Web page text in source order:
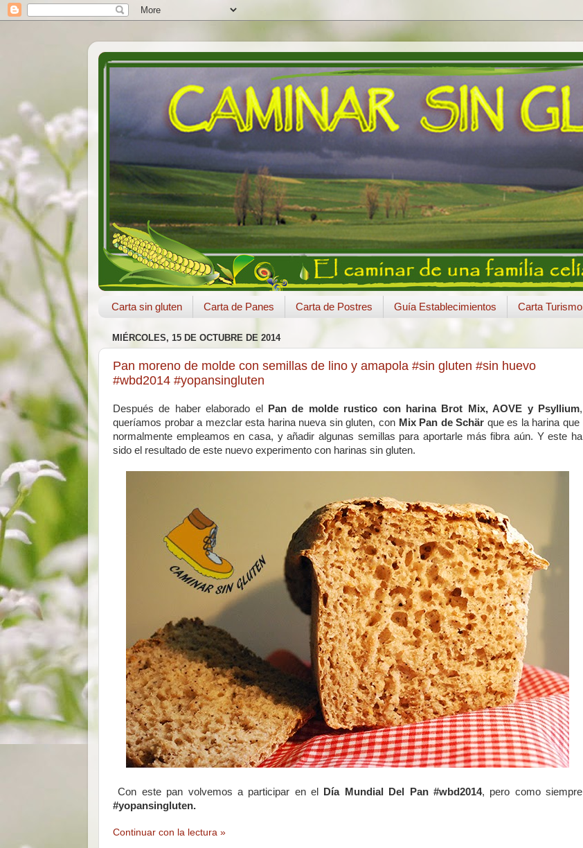
Carta sin gluten Carta de Panes Carta de Postres Guía Establecimientos Carta Turismo
MIÉRCOLES, 15 DE OCTUBRE DE 2014
Pan moreno de molde con semillas de lino y amapola #sin gluten #sin huevo
#wbd2014 #yopansingluten
Después de haber elaborado el Pan de molde rustico con harina Brot Mix, AOVE y Psyllium,
queríamos probar a mezclar esta harina nueva sin gluten, con Mix Pan de Schär que es la harina que
normalmente empleamos en casa, y añadir algunas semillas para aportarle más fibra aún. Y este ha
sido el resultado de este nuevo experimento con harinas sin gluten.
Con este pan volvemos a participar en el Día Mundial Del Pan #wbd2014, pero como siempre
#yopansingluten.
Continuar con la lectura »